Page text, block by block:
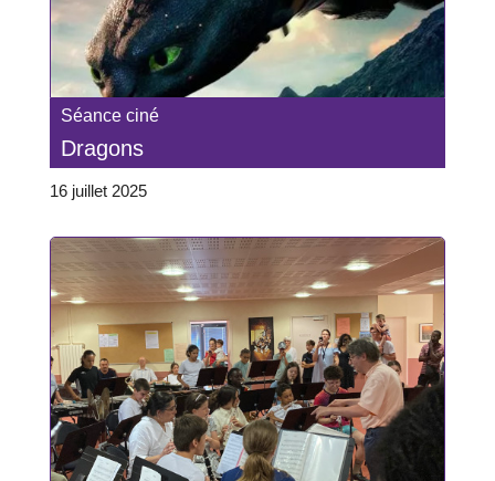
Séance ciné
Dragons
16 juillet 2025